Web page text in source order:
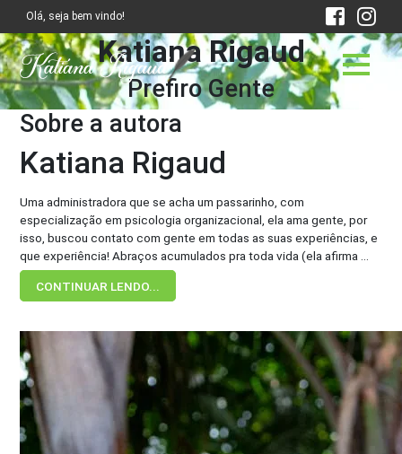
Olá, seja bem vindo!
Katiana Rigaud
Prefiro Gente
Sobre a autora
Katiana Rigaud
Uma administradora que se acha um passarinho, com
especialização em psicologia organizacional, ela ama gente, por
isso, buscou contato com gente em todas as suas experiências, e
que experiência! Abraços acumulados pra toda vida (ela afirma ...
CONTINUAR LENDO...